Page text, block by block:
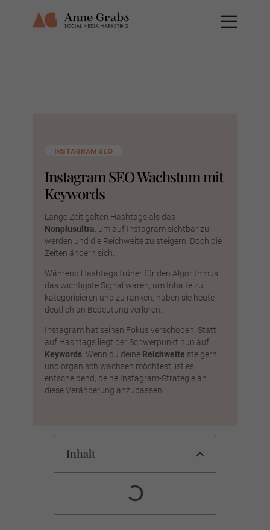
INSTAGRAM SEO
Instagram SEO Wachstum mit
Keywords
Lange Zeit galten Hashtags als das
Nonplusultra, um auf Instagram sichtbar zu
werden und die Reichweite zu steigern. Doch die
Zeiten ändern sich.
Während Hashtags früher für den Algorithmus
das wichtigste Signal waren, um Inhalte zu
kategorisieren und zu ranken, haben sie heute
deutlich an Bedeutung verloren.
Instagram hat seinen Fokus verschoben: Statt
auf Hashtags liegt der Schwerpunkt nun auf
Keywords. Wenn du deine Reichweite steigern
und organisch wachsen möchtest, ist es
entscheidend, deine Instagram-Strategie an
diese Veränderung anzupassen.
Inhalt